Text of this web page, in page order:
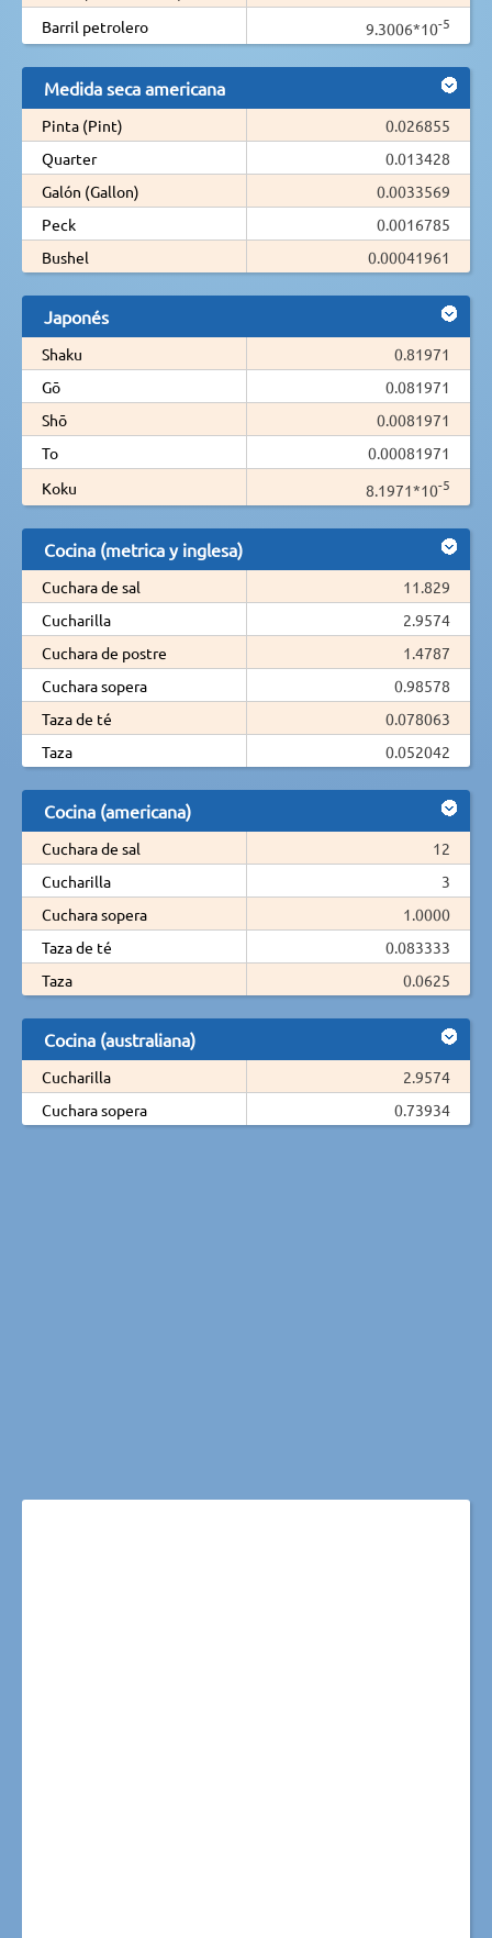
Barril petrolero
9.3006*10-5
Medida seca americana
Pinta (Pint)
0.026855
Quarter
0.013428
Galón (Gallon)
0.0033569
Peck
0.0016785
Bushel
0.00041961
Japonés
Shaku
0.81971
Gō
0.081971
Shō
0.0081971
To
0.00081971
Koku
8.1971*10-5
Cocina (metrica y inglesa)
Cuchara de sal
11.829
Cucharilla
2.9574
Cuchara de postre
1.4787
Cuchara sopera
0.98578
Taza de té
0.078063
Taza
0.052042
Cocina (americana)
Cuchara de sal
12
Cucharilla
3
Cuchara sopera
1.0000
Taza de té
0.083333
Taza
0.0625
Cocina (australiana)
Cucharilla
2.9574
Cuchara sopera
0.73934